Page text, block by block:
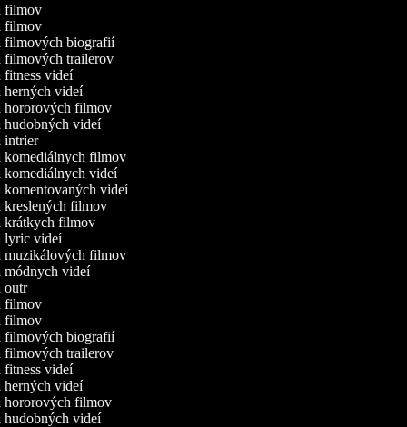
filmov
filmov
filmových biografií
filmových trailerov
fitness videí
herných videí
hororových filmov
hudobných videí
intrier
komediálnych filmov
komediálnych videí
komentovaných videí
kreslených filmov
krátkych filmov
lyric videí
muzikálových filmov
módnych videí
outr
filmov
filmov
filmových biografií
filmových trailerov
fitness videí
herných videí
hororových filmov
hudobných videí